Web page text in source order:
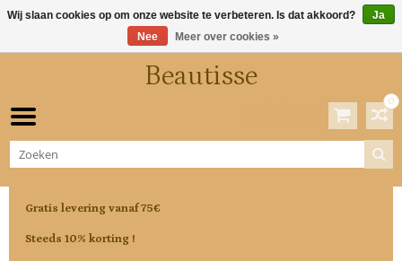
Beautisse
0
Gratis levering vanaf 75€
Steeds 10% korting !
Wij slaan cookies op om onze website te verbeteren. Is dat akkoord?
Ja
Nee
Meer over cookies »